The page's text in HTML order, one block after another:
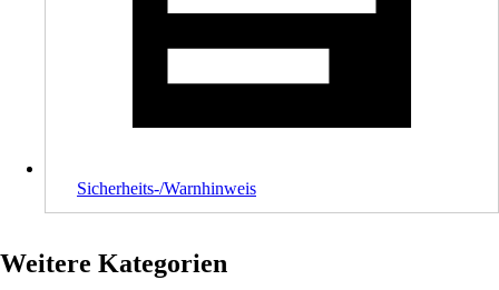
Sicherheits-/Warnhinweis
Weitere Kategorien